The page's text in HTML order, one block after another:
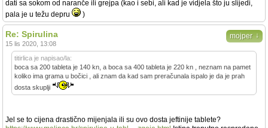
dati sa sokom od naranče ili grejpa (kao i sebi, ali kad je vidjela što ju slijedi,
pala je u težu depru
)
mojper ↓
Re: Spirulina
15 lis 2020, 13:08
titirlica je napisao/la:
boca sa 200 tableta je 140 kn, a boca sa 400 tableta je 220 kn , neznam na pamet
koliko ima grama u bočici , ali znam da kad sam preračunala ispalo je da je prah
dosta skuplji
Jel se to cijena drastično mijenjala ili su ovo dosta jeftinije tablete?